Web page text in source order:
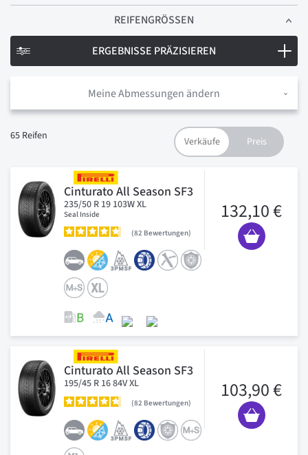
REIFENGRÖSSEN
Meine Abmessungen ändern
65 Reifen
Cinturato All Season SF3
235/50 R 19 103W XL
Seal Inside
82 Bewertungen
132,10 €
Cinturato All Season SF3
195/45 R 16 84V XL
82 Bewertungen
103,90 €
ERGEBNISSE PRÄZISIEREN